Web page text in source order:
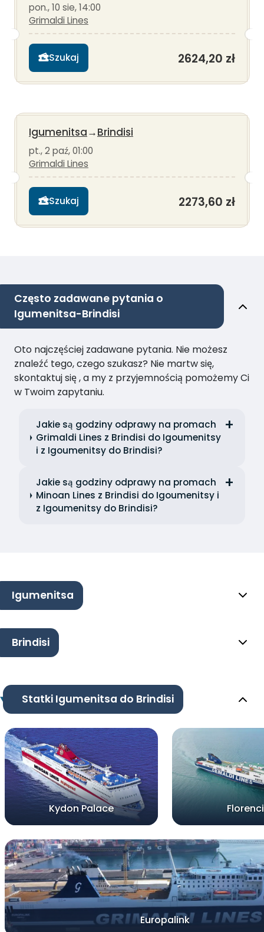
pon., 10 sie, 14:00
Grimaldi Lines
Szukaj 2624,20 zł
Igumenitsa→Brindisi
pt., 2 paź, 01:00
Grimaldi Lines
Szukaj 2273,60 zł
Często zadawane pytania o
Igumenitsa-Brindisi
Oto najczęściej zadawane pytania. Nie możesz
znaleźć tego, czego szukasz? Nie martw się,
skontaktuj się , a my z przyjemnością pomożemy Ci
w Twoim zapytaniu.
Jakie są godziny odprawy na promach
Grimaldi Lines z Brindisi do Igoumenitsy
i z Igoumenitsy do Brindisi?
Jakie są godziny odprawy na promach
Minoan Lines z Brindisi do Igoumenitsy i
z Igoumenitsy do Brindisi?
Igumenitsa
Brindisi
Statki Igumenitsa do Brindisi
Kydon Palace
Europalink